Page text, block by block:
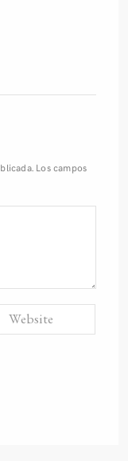
Los campos